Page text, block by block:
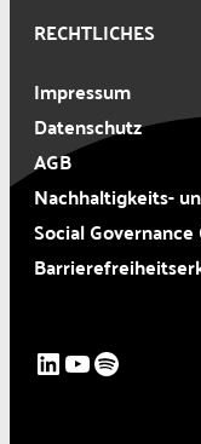
RECHTLICHES
Impressum
Datenschutz
AGB
Nachhaltigkeits-
Social Governance
LinkedIn
YouTube
Spotify